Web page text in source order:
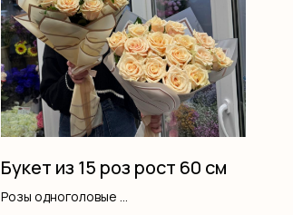
Букет из 15 роз рост 60 см
Розы одноголовые